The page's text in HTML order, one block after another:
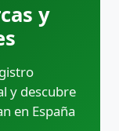
y
y descubre
en España